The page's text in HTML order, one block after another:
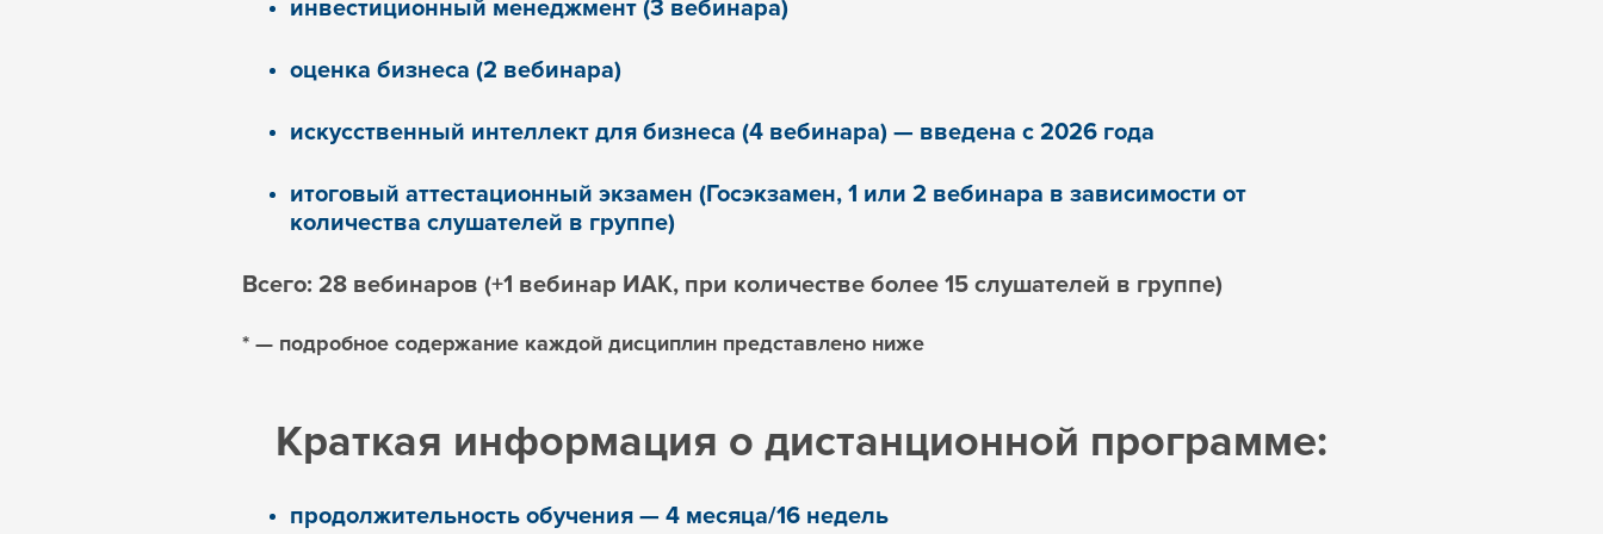
инвестиционный менеджмент (3 вебинара)
оценка бизнеса (2 вебинара)
искусственный интеллект для бизнеса (4 вебинара) — введена с 2026 года
итоговый аттестационный экзамен (Госэкзамен, 1 или 2 вебинара в зависимости от
количества слушателей в группе)
Всего: 28 вебинаров (+1 вебинар ИАК, при количестве более 15 слушателей в группе)
* — подробное содержание каждой дисциплин представлено ниже
Краткая информация о дистанционной программе:
продолжительность обучения — 4 месяца/16 недель